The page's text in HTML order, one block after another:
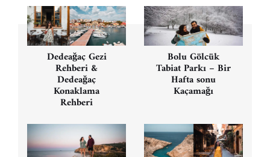
Dedeağaç Gezi
Rehberi &
Dedeağaç
Konaklama
Rehberi
Bolu Gölcük
Tabiat Parkı – Bir
Hafta sonu
Kaçamağı
Yazı
gezinmesi